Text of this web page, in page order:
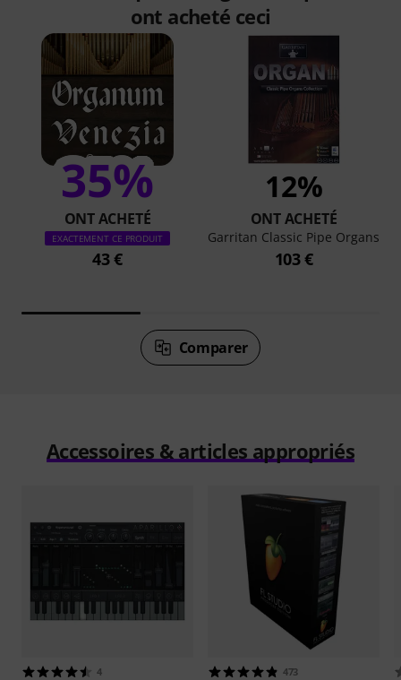
ont acheté ceci
35%
ONT ACHETÉ
EXACTEMENT CE PRODUIT
43 €
12%
ONT ACHETÉ
Garritan Classic Pipe Organs
103 €
Comparer
Accessoires & articles appropriés
4 473